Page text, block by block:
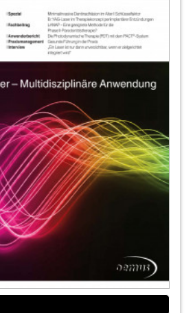
AG
sich aus: Curriculum
Aachen
Das Konzept für die
Edewecht
des EMDOLA an der
Dajana
und Symposien/